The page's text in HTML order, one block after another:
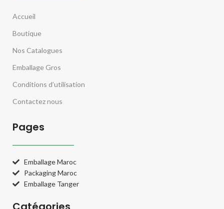
Accueil
Boutique
Nos Catalogues
Emballage Gros
Conditions d’utilisation
Contactez nous
Pages
Emballage Maroc
Packaging Maroc
Emballage Tanger